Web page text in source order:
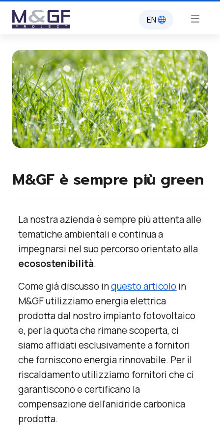
EN
M&GF è sempre più green
La nostra azienda è sempre più attenta alle
tematiche ambientali e continua a
impegnarsi nel suo percorso orientato alla
ecosostenibilità.
Come già discusso inquesto articoloin
M&GF utilizziamo energia elettrica
prodotta dal nostro impianto fotovoltaico
e, per la quota che rimane scoperta, ci
siamo affidati esclusivamente a fornitori
che forniscono energia rinnovabile. Per il
riscaldamento utilizziamo fornitori che ci
garantiscono e certificano la
compensazione dell'anidride carbonica
prodotta.